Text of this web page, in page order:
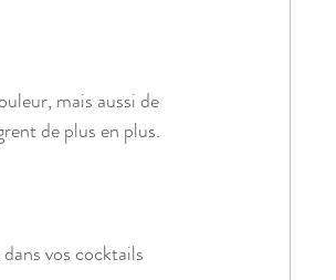
mais aussi de
de plus en plus.
vos cocktails